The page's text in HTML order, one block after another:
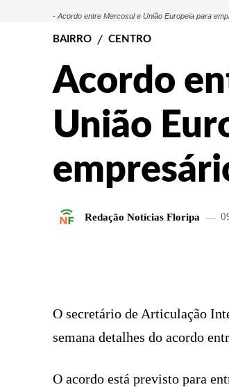
- Acordo entre Mercosul e União Europeia para
BAIRRO CENTRO
Acordo
União
Redação Notícias Floripa
O secretário de Articulação
semana detalhes do acordo
O acordo está previsto para